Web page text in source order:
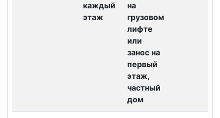
каждый
этаж
на
грузовом
лифте
или
занос на
первый
этаж,
частный
дом